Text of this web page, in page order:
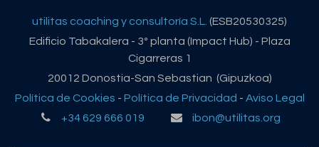
utilitas coaching y consultoría S.L. (ESB20530325)
Edificio Tabakalera - 3º planta (Impact Hub) - Plaza
Cigarreras 1
20012 Donostia-San Sebastian (Gipuzkoa)
Política de Cookies - Política de Privacidad - Aviso Legal
+34 629 666 019
ibon@utilitas.org